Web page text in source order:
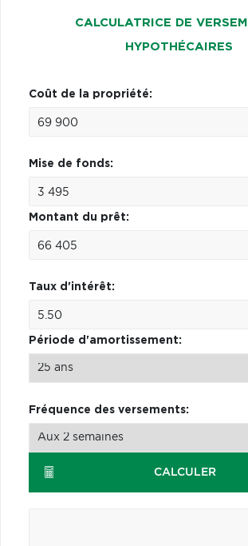
CALCULATRICE DE
HYPOTHÉCAIRES
Coût de la propriété:
Mise de fonds:
Montant du prêt:
Taux d'intérêt:
Période d'amortissement:
Fréquence des versements:
CALCULER